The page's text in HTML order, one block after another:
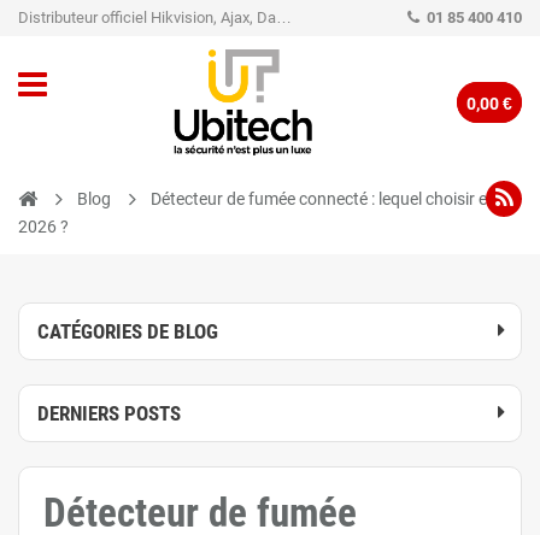
Distributeur officiel Hikvision, Ajax, Dahua, TP-Link - Caméra de vidéo surveillance - Alarme 01 85 400 410
0,00 €
Blog
Détecteur de fumée connecté : lequel choisir en
2026 ?
CATÉGORIES DE BLOG
DERNIERS POSTS
Détecteur de fumée